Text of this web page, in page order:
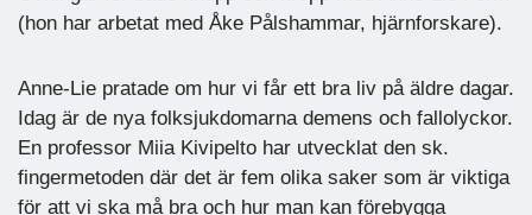
(hon har arbetat med Åke Pålshammar, hjärnforskare).
Anne-Lie pratade om hur vi får ett bra liv på äldre dagar.
Idag är de nya folksjukdomarna demens och fallolyckor.
En professor Miia Kivipelto har utvecklat den sk.
fingermetoden där det är fem olika saker som är viktiga
för att vi ska må bra och hur man kan förebygga